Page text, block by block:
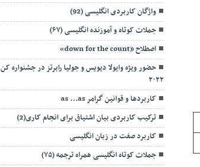
واژگان کاربردی انگلیسی (92)
جملات کوتاه و آموزنده انگلیسی (۶۷)
اصطلاح «down for the count»
حضور ویژه وایولا دیویس و جولیا رابرتز در جشنواره کن
۲۰۲۲
کاربردها و قوانین گرامر as …as
ترکیب کاربردی بیان اشتیاق برای انجام کاری(2)
کاربرد صفت در زبان انگلیسی
جملات کوتاه انگلیسی همراه ترجمه (۷۵)